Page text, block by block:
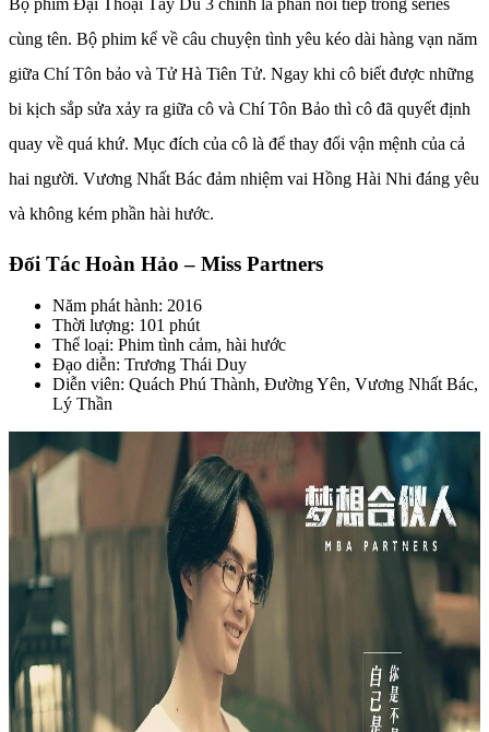
Bộ phim Đại Thoại Tây Du 3 chính là phần nối tiếp trong series
cùng tên. Bộ phim kể về câu chuyện tình yêu kéo dài hàng vạn năm
giữa Chí Tôn bảo và Tử Hà Tiên Tử. Ngay khi cô biết được những
bi kịch sắp sửa xảy ra giữa cô và Chí Tôn Bảo thì cô đã quyết định
quay về quá khứ. Mục đích của cô là để thay đổi vận mệnh của cả
hai người. Vương Nhất Bác đảm nhiệm vai Hồng Hài Nhi đáng yêu
và không kém phần hài hước.
Đối Tác Hoàn Hảo – Miss Partners
Năm phát hành: 2016
Thời lượng: 101 phút
Thể loại: Phim tình cảm, hài hước
Đạo diễn: Trương Thái Duy
Diễn viên: Quách Phú Thành, Đường Yên, Vương Nhất Bác,
Lý Thần